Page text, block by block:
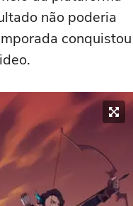
não poderia
conquistou